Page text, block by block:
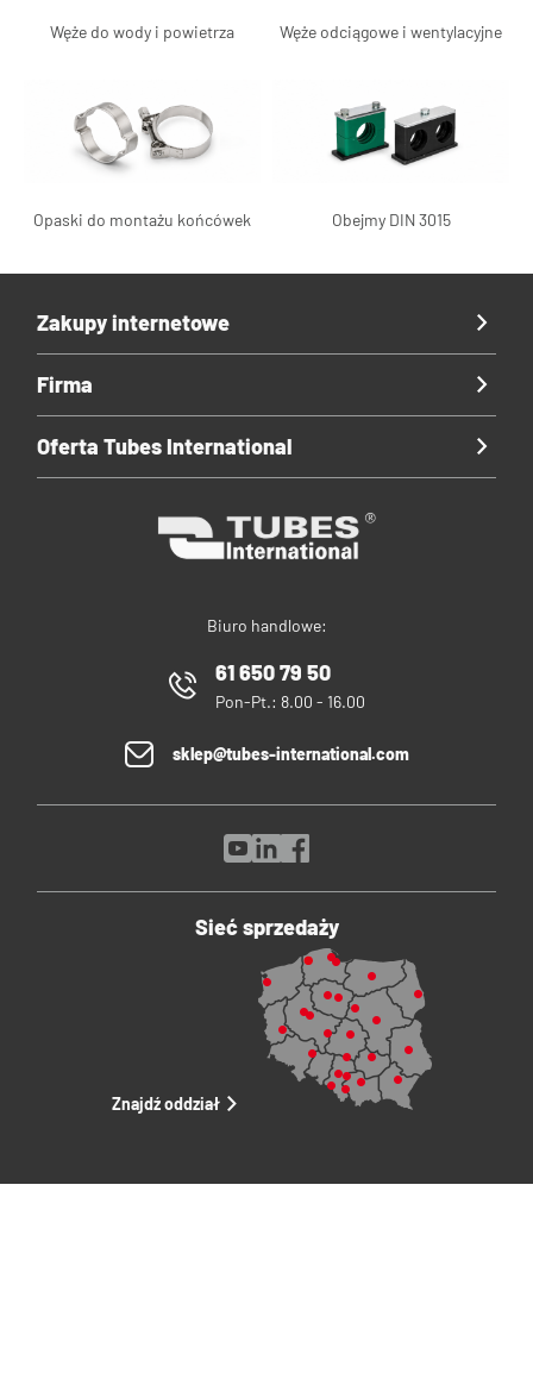
Węże do wody i powietrza Węże odciągowe i wentylacyjne
Opaski do montażu końcówek Obejmy DIN 3015
Biuro handlowe:
61 650 79 50
Pon-Pt.: 8.00 - 16.00
sklep@tubes-international.com
Zakupy internetowe
Firma
Oferta Tubes International
Sieć sprzedaży
Znajdź oddział